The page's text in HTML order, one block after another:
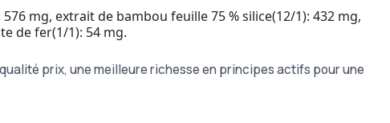
mg, extrait de bambou feuille 75 % silice(12/1): 432 mg,
de fer(1/1): 54 mg.
prix, une meilleure richesse en principes actifs pour une